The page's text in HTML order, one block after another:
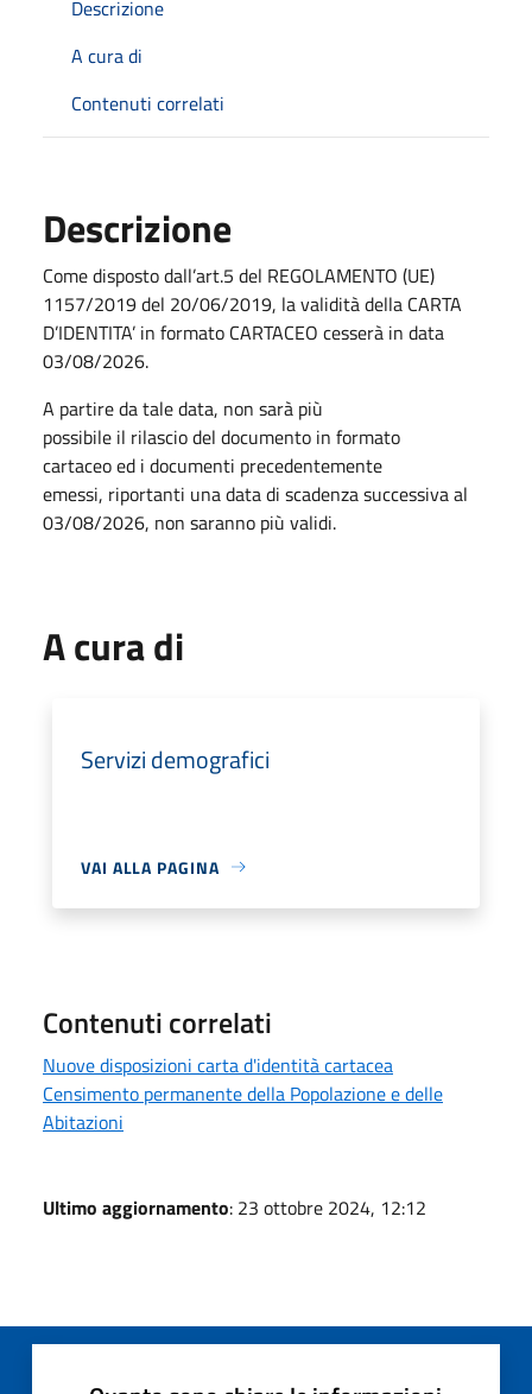
Descrizione
A cura di
Contenuti correlati
Descrizione
Come disposto dall’art.5 del REGOLAMENTO (UE)
1157/2019 del 20/06/2019, la validità della CARTA
D’IDENTITA’ in formato CARTACEO cesserà in data
03/08/2026.
A partire da tale data, non sarà più
possibile il rilascio del documento in formato
cartaceo ed i documenti precedentemente
emessi, riportanti una data di scadenza successiva al
03/08/2026, non saranno più validi.
A cura di
Servizi demografici
VAI ALLA PAGINA
Contenuti correlati
Nuove disposizioni carta d'identità cartacea
Censimento permanente della Popolazione e delle
Abitazioni
Ultimo aggiornamento: 23 ottobre 2024, 12:12